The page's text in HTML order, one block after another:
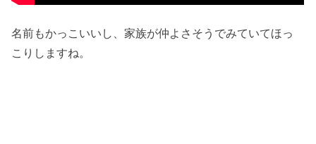
名前もかっこいいし、家族が仲よさそうでみていてほっ
こりしますね。